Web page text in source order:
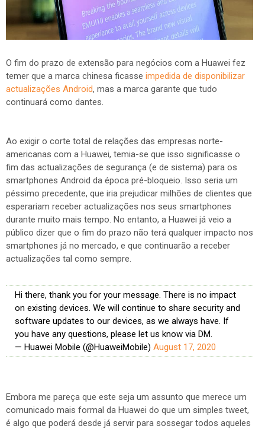
O fim do prazo de extensão para negócios com a Huawei fez
temer que a marca chinesa ficasse impedida de disponibilizar
actualizações Android, mas a marca garante que tudo
continuará como dantes.
Ao exigir o corte total de relações das empresas norte-
americanas com a Huawei, temia-se que isso significasse o
fim das actualizações de segurança (e de sistema) para os
smartphones Android da época pré-bloqueio. Isso seria um
péssimo precedente, que iria prejudicar milhões de clientes que
esperariam receber actualizações nos seus smartphones
durante muito mais tempo. No entanto, a Huawei já veio a
público dizer que o fim do prazo não terá qualquer impacto nos
smartphones já no mercado, e que continuarão a receber
actualizações tal como sempre.
Hi there, thank you for your message. There is no impact
on existing devices. We will continue to share security and
software updates to our devices, as we always have. If
you have any questions, please let us know via DM.
— Huawei Mobile (@HuaweiMobile) August 17, 2020
Embora me pareça que este seja um assunto que merece um
comunicado mais formal da Huawei do que um simples tweet,
é algo que poderá desde já servir para sossegar todos aqueles